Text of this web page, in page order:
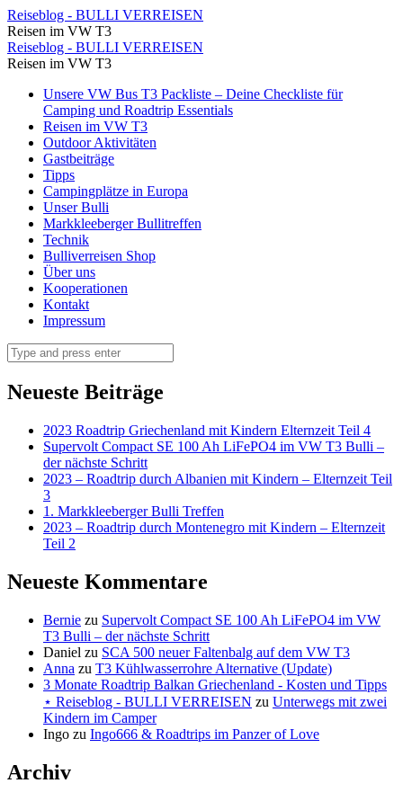
Am
Sellajoch
⋆
Reiseblog
BULLI
VERREISEN
Reiseblog - BULLI VERREISEN
Reisen im VW T3
Am
Sellajoch
Reiseblog
BULLI
VERREISEN
Reiseblog - BULLI VERREISEN
Reisen im VW T3
Skip
content
Unsere VW Bus T3 Packliste – Deine Checkliste für
Camping und Roadtrip Essentials
Reisen im VW T3
Outdoor Aktivitäten
Gastbeiträge
Tipps
Campingplätze in Europa
Unser Bulli
Markkleeberger Bullitreffen
Technik
Bulliverreisen Shop
Über uns
Kooperationen
Kontakt
Impressum
Search
Neueste Beiträge
2023 Roadtrip Griechenland mit Kindern Elternzeit Teil 4
Supervolt Compact SE 100 Ah LiFePO4 im VW T3 Bulli –
der nächste Schritt
2023 – Roadtrip durch Albanien mit Kindern – Elternzeit Teil
3
1. Markkleeberger Bulli Treffen
2023 – Roadtrip durch Montenegro mit Kindern – Elternzeit
Teil 2
Neueste Kommentare
Bernie zu Supervolt Compact SE 100 Ah LiFePO4 im VW
T3 Bulli – der nächste Schritt
Daniel zu SCA 500 neuer Faltenbalg auf dem VW T3
Anna zu T3 Kühlwasserrohre Alternative (Update)
3 Monate Roadtrip Balkan Griechenland - Kosten und Tipps
⋆ Reiseblog - BULLI VERREISEN zu Unterwegs mit zwei
Kindern im Camper
Ingo zu Ingo666 & Roadtrips im Panzer of Love
Archiv